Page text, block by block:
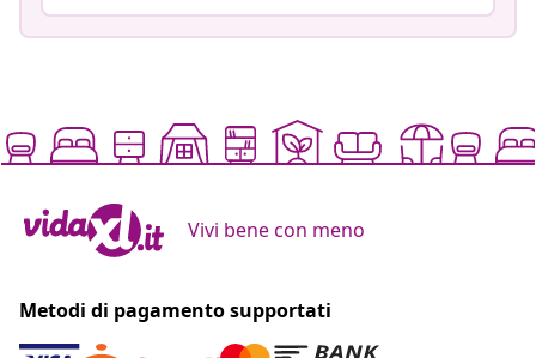
Vivi bene con meno
Metodi di pagamento supportati